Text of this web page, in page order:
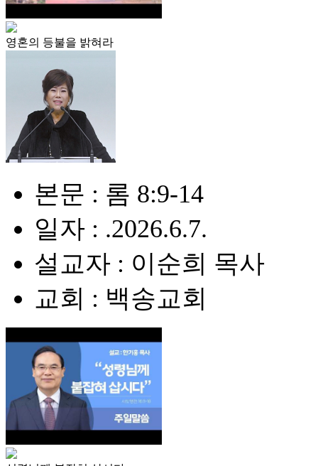
영혼의 등불을 밝혀라
본문 : 롬 8:9-14
일자 : .2026.6.7.
설교자 : 이순희 목사
교회 : 백송교회